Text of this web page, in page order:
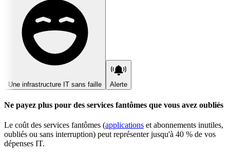
Une infrastructure IT sans faille Alerte
Ne payez plus pour des services fantômes que vous avez oubliés
Le coût des services fantômes (applications et abonnements inutiles,
oubliés ou sans interruption) peut représenter jusqu'à 40 % de vos
dépenses IT.